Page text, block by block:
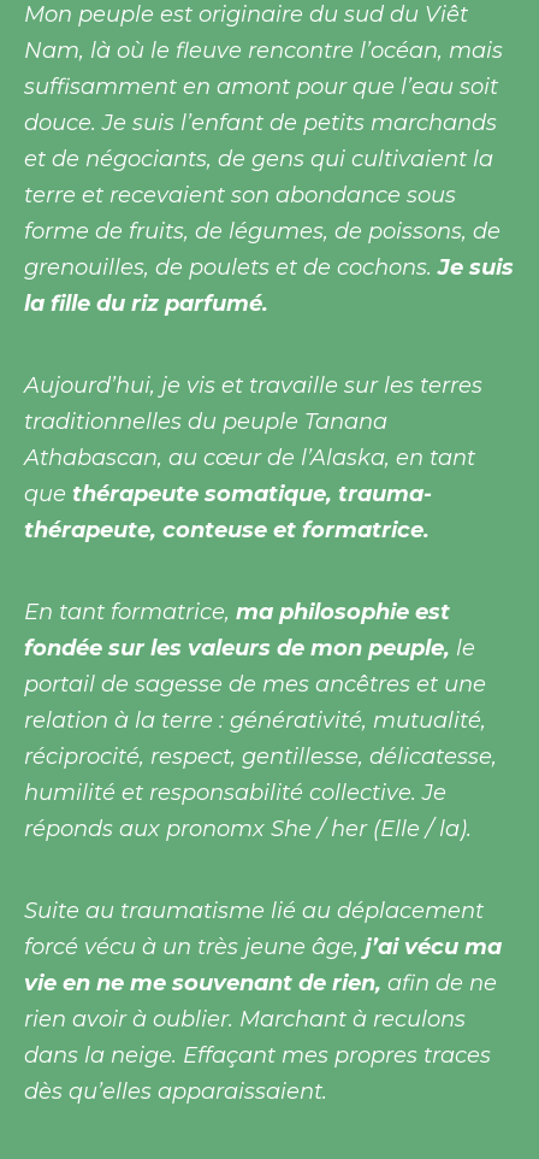
Mon peuple est originaire du sud du Viêt
Nam, là où le fleuve rencontre l’océan, mais
suffisamment en amont pour que l’eau soit
douce. Je suis l’enfant de petits marchands
et de négociants, de gens qui cultivaient la
terre et recevaient son abondance sous
forme de fruits, de légumes, de poissons, de
grenouilles, de poulets et de cochons.Je suis
la fille du riz parfumé.
Aujourd’hui, je vis et travaille sur les terres
traditionnelles du peuple Tanana
Athabascan, au cœur de l’Alaska, en tant
que thérapeute somatique, trauma-
thérapeute, conteuse et formatrice.
En tant formatrice, ma philosophie est
fondée sur les valeurs de mon peuple, le
portail de sagesse de mes ancêtres et une
relation à la terre : générativité, mutualité,
réciprocité, respect, gentillesse, délicatesse,
humilité et responsabilité collective. Je
réponds aux pronomx She / her (Elle / la).
Suite au traumatisme lié au déplacement
forcé vécu à un très jeune âge, j’ai vécu ma
vie en ne me souvenant de rien, afin de ne
rien avoir à oublier. Marchant à reculons
dans la neige. Effaçant mes propres traces
dès qu’elles apparaissaient.